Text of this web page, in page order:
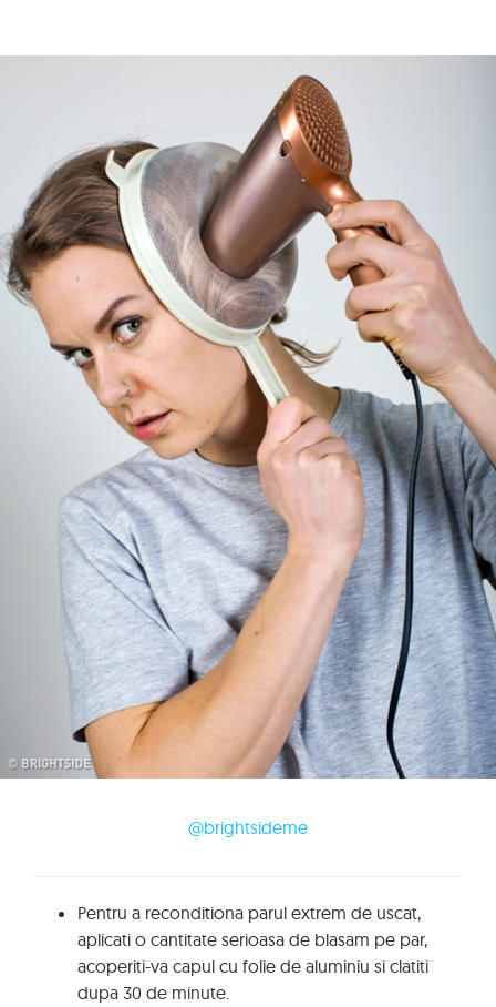
@brightsideme
Pentru a reconditiona parul extrem de uscat,
aplicati o cantitate serioasa de blasam pe par,
acoperiti-va capul cu folie de aluminiu si clatiti
dupa 30 de minute.